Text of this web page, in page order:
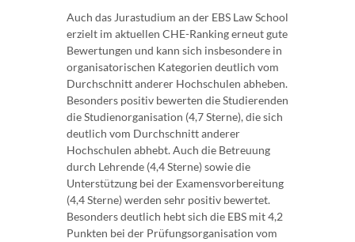
Auch das Jurastudium an der EBS Law School
erzielt im aktuellen CHE-Ranking erneut gute
Bewertungen und kann sich insbesondere in
organisatorischen Kategorien deutlich vom
Durchschnitt anderer Hochschulen abheben.
Besonders positiv bewerten die Studierenden
die Studienorganisation (4,7 Sterne), die sich
deutlich vom Durchschnitt anderer
Hochschulen abhebt. Auch die Betreuung
durch Lehrende (4,4 Sterne) sowie die
Unterstützung bei der Examensvorbereitung
(4,4 Sterne) werden sehr positiv bewertet.
Besonders deutlich hebt sich die EBS mit 4,2
Punkten bei der Prüfungsorganisation vom